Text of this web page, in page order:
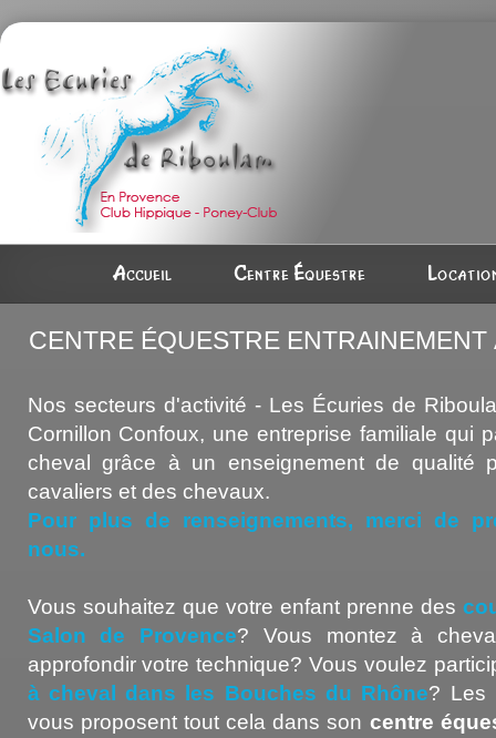
Accueil Centre équestre
CENTRE ÉQUESTRE
Nos secteurs d'activité - Les Écuries de
Cornillon Confoux, une entreprise familiale qui
cheval grâce à un enseignement de qualité
cavaliers et des chevaux.
Pour plus de renseignements, merci de
nous.
Vous souhaitez que votre enfant prenne des
Salon de Provence? Vous montez à
approfondir votre technique? Vous voulez
à cheval dans les Bouches du Rhône? Les
vous proposent tout cela dans son centre